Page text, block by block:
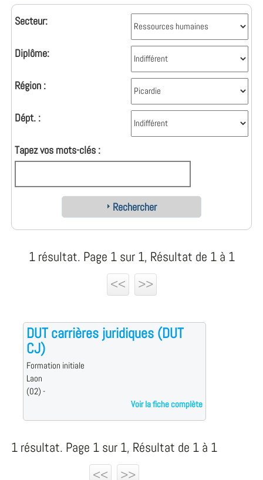
Secteur:
Diplôme:
Région :
Dépt. :
Tapez vos mots-clés :
Rechercher
1 résultat. Page 1 sur 1, Résultat de 1 à 1
<<
>>
DUT carrières juridiques (DUT
CJ)
Formation initiale
Laon
(02) -
Voir la fiche complète
1 résultat. Page 1 sur 1, Résultat de 1 à 1
<<
>>